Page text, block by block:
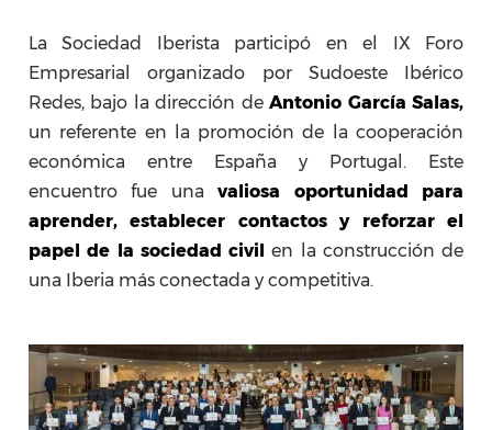
La Sociedad Iberista participó en el IX Foro
Empresarial organizado por Sudoeste Ibérico
Redes, bajo la dirección deAntonio García Salas,
un referente en la promoción de la cooperación
económica entre España y Portugal. Este
encuentro fue unavaliosa oportunidad para
aprender, establecer contactos y reforzar el
papel de la sociedad civilen la construcción de
una Iberia más conectada y competitiva.